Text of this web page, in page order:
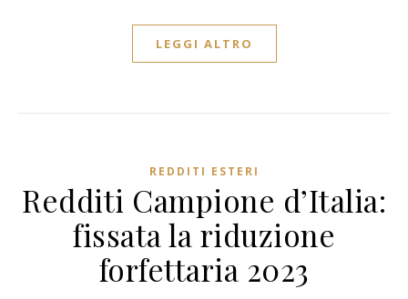
LEGGI ALTRO
REDDITI ESTERI
Redditi Campione d’Italia:
fissata la riduzione
forfettaria 2023